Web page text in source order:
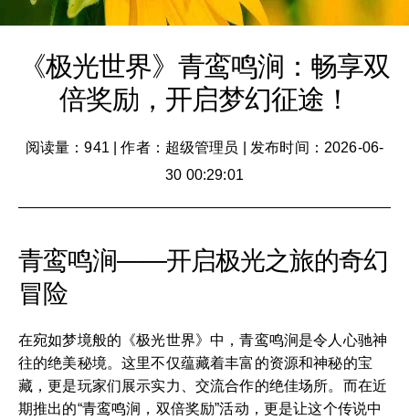
《极光世界》青鸾鸣涧：畅享双
倍奖励，开启梦幻征途！
阅读量：941 |作者：超级管理员
发布时间：2026-06-
30 00:29:01
青鸾鸣涧——开启极光之旅的奇幻
冒险
在宛如梦境般的《极光世界》中，青鸾鸣涧是令人心驰神
往的绝美秘境。这里不仅蕴藏着丰富的资源和神秘的宝
藏，更是玩家们展示实力、交流合作的绝佳场所。而在近
期推出的“青鸾鸣涧，双倍奖励”活动，更是让这个传说中